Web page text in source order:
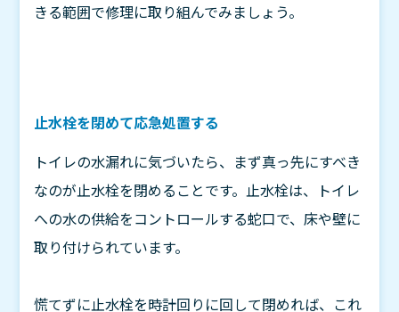
きる範囲で修理に取り組んでみましょう。
止水栓を閉めて応急処置する
トイレの水漏れに気づいたら、まず真っ先にすべき
なのが止水栓を閉めることです。止水栓は、トイレ
への水の供給をコントロールする蛇口で、床や壁に
取り付けられています。
慌てずに止水栓を時計回りに回して閉めれば、これ